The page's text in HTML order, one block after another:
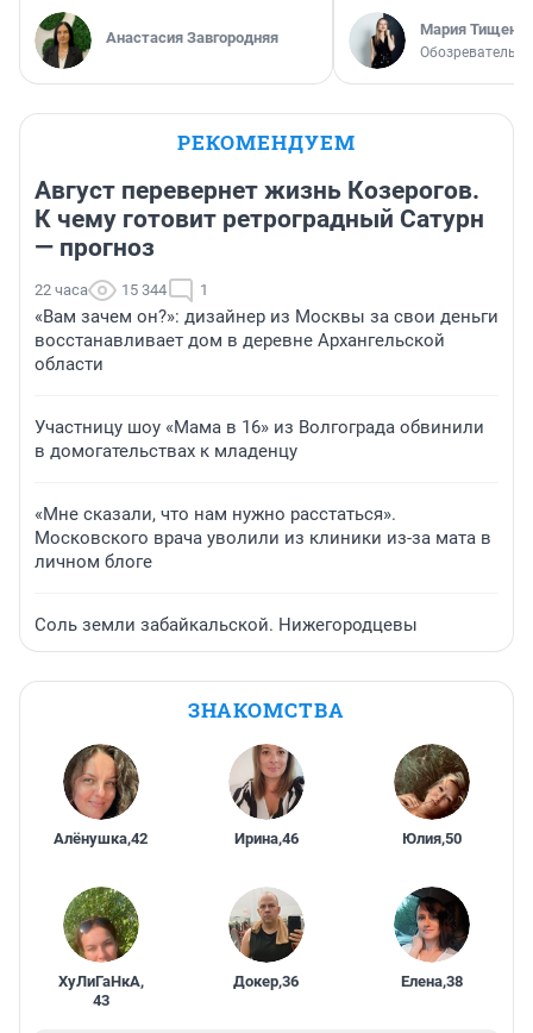
Анастасия Завгородняя Мария Тищенко
Обозреватель
РЕКОМЕНДУЕМ
Август перевернет жизнь Козерогов.
К чему готовит ретроградный Сатурн
— прогноз
22 часа 15 344 1
«Вам зачем он?»: дизайнер из Москвы за свои деньги
восстанавливает дом в деревне Архангельской
области
Участницу шоу «Мама в 16» из Волгограда обвинили
в домогательствах к младенцу
«Мне сказали, что нам нужно расстаться».
Московского врача уволили из клиники из-за мата в
личном блоге
Соль земли забайкальской. Нижегородцевы
ЗНАКОМСТВА
Алёнушка,42 Ирина,46 Юлия,50
ХуЛиГаНкА,
43
Докер,36 Елена,38